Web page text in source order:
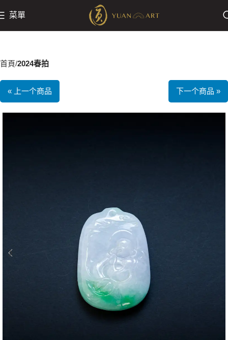
菜單
首頁 2024春拍
« 上一个商品 下一个商品 »